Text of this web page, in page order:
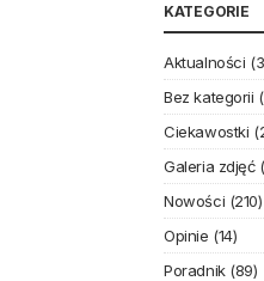
KATEGORIE
Aktualności
Bez kategorii
Ciekawostki
Galeria zdjęć
Nowości (210)
Opinie (14)
Poradnik(89)